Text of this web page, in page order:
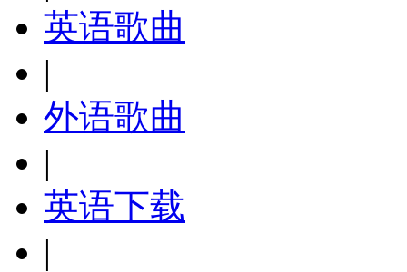
英语歌曲
|
外语歌曲
|
英语下载
|